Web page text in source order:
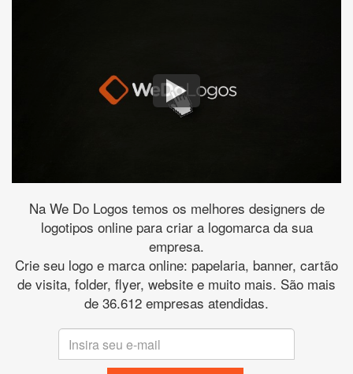
Na We Do Logos temos os melhores designers de
logotipos online para criar a logomarca da sua
empresa.
Crie seu logo e marca online: papelaria, banner, cartão
de visita, folder, flyer, website e muito mais. São mais
de 36.612 empresas atendidas.